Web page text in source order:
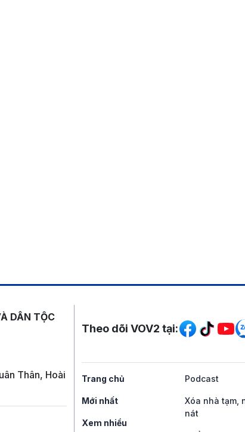
DÂN TỘC
Thân, Hoài
Mạng xã hội
Theo dõi VOV2 tại:
Trang chủ
Mới nhất
Xem nhiều
Podcast
Xóa nhà tạm,
nát